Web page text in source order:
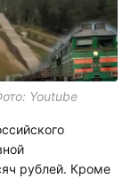
Youtube
рублей. Кроме